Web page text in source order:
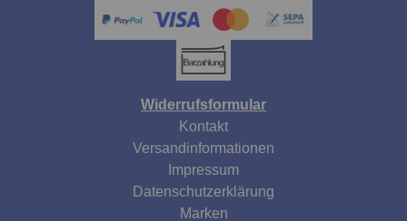
Widerrufsformular
Kontakt
Versandinformationen
Impressum
Datenschutzerklärung
Marken